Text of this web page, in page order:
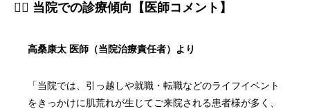
👨‍⚕️ 当院での診療傾向【医師コメント】
高桑康太 医師（当院治療責任者）より
「当院では、引っ越しや就職・転職などのライフイベント
をきっかけに肌荒れが生じてご来院される患者様が多く、